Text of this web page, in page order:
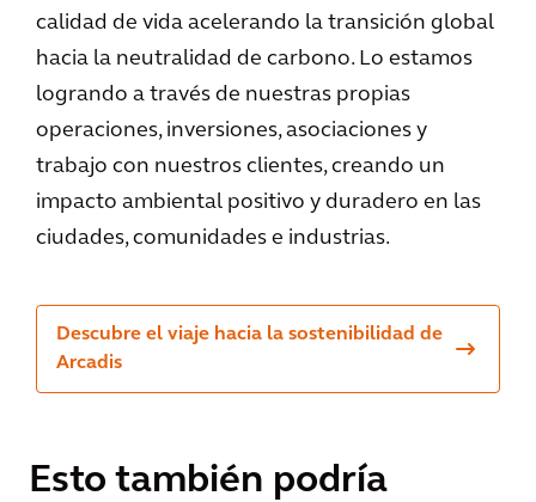
calidad de vida acelerando la transición global
hacia la neutralidad de carbono. Lo estamos
logrando a través de nuestras propias
operaciones, inversiones, asociaciones y
trabajo con nuestros clientes, creando un
impacto ambiental positivo y duradero en las
ciudades, comunidades e industrias.
Descubre el viaje hacia la sostenibilidad de
Arcadis
Esto también podría